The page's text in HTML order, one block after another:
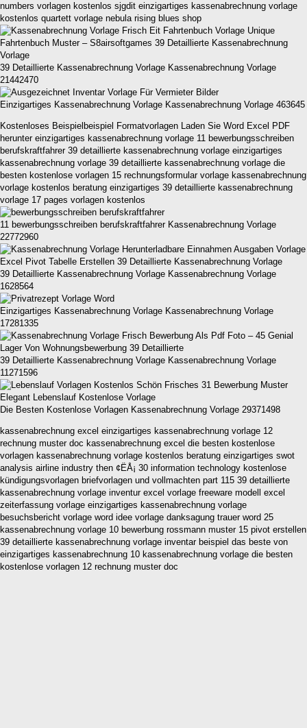
numbers vorlagen kostenlos sjgdit einzigartiges kassenabrechnung vorlage
kostenlos quartett vorlage nebula rising blues shop
39 Detaillierte Kassenabrechnung Vorlage Kassenabrechnung Vorlage
21442470
Einzigartiges Kassenabrechnung Vorlage Kassenabrechnung Vorlage 463645
Kostenloses Beispielbeispiel Formatvorlagen Laden Sie Word Excel PDF
herunter einzigartiges kassenabrechnung vorlage 11 bewerbungsschreiben
berufskraftfahrer 39 detaillierte kassenabrechnung vorlage einzigartiges
kassenabrechnung vorlage 39 detaillierte kassenabrechnung vorlage die
besten kostenlose vorlagen 15 rechnungsformular vorlage kassenabrechnung
vorlage kostenlos beratung einzigartiges 39 detaillierte kassenabrechnung
vorlage 17 pages vorlagen kostenlos
11 bewerbungsschreiben berufskraftfahrer Kassenabrechnung Vorlage
22772960
39 Detaillierte Kassenabrechnung Vorlage Kassenabrechnung Vorlage
1628564
Einzigartiges Kassenabrechnung Vorlage Kassenabrechnung Vorlage
17281335
39 Detaillierte Kassenabrechnung Vorlage Kassenabrechnung Vorlage
11271596
Die Besten Kostenlose Vorlagen Kassenabrechnung Vorlage 29371498
kassenabrechnung excel einzigartiges kassenabrechnung vorlage 12
rechnung muster doc kassenabrechnung excel die besten kostenlose
vorlagen kassenabrechnung vorlage kostenlos beratung einzigartiges swot
analysis airline industry then ¢ËÅ¡ 30 information technology kostenlose
kündigungsvorlagen briefvorlagen und vollmachten part 115 39 detaillierte
kassenabrechnung vorlage inventur excel vorlage freeware modell excel
zeiterfassung vorlage einzigartiges kassenabrechnung vorlage
besuchsbericht vorlage word idee vorlage danksagung trauer word 25
kassenabrechnung vorlage 10 bewerbung rossmann muster 15 pivot erstellen
39 detaillierte kassenabrechnung vorlage inventar beispiel das beste von
einzigartiges kassenabrechnung 10 kassenabrechnung vorlage die besten
kostenlose vorlagen 12 rechnung muster doc